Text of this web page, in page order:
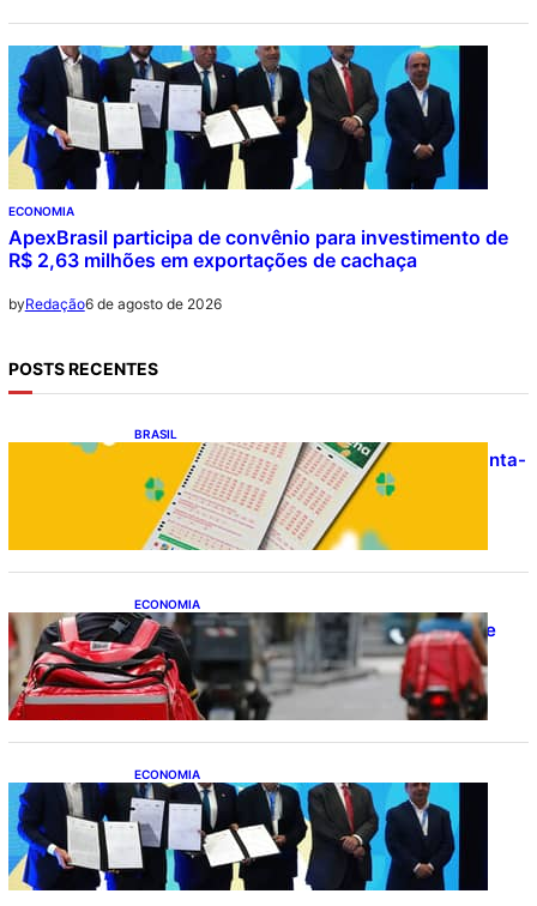
ECONOMIA
ApexBrasil participa de convênio para investimento de
R$ 2,63 milhões em exportações de cachaça
byRedação6 de agosto de 2026
POSTS RECENTES
BRASIL
Resultado da Mega-Sena 3041 nesta quinta-
feira (06/08/2026)
ECONOMIA
CAIXA e iFood facilitam financiamento de
motos e bicicletas elétricas para
entregadores
ECONOMIA
ApexBrasil participa de convênio para
investimento de R$ 2,63 milhões em
exportações de cachaça